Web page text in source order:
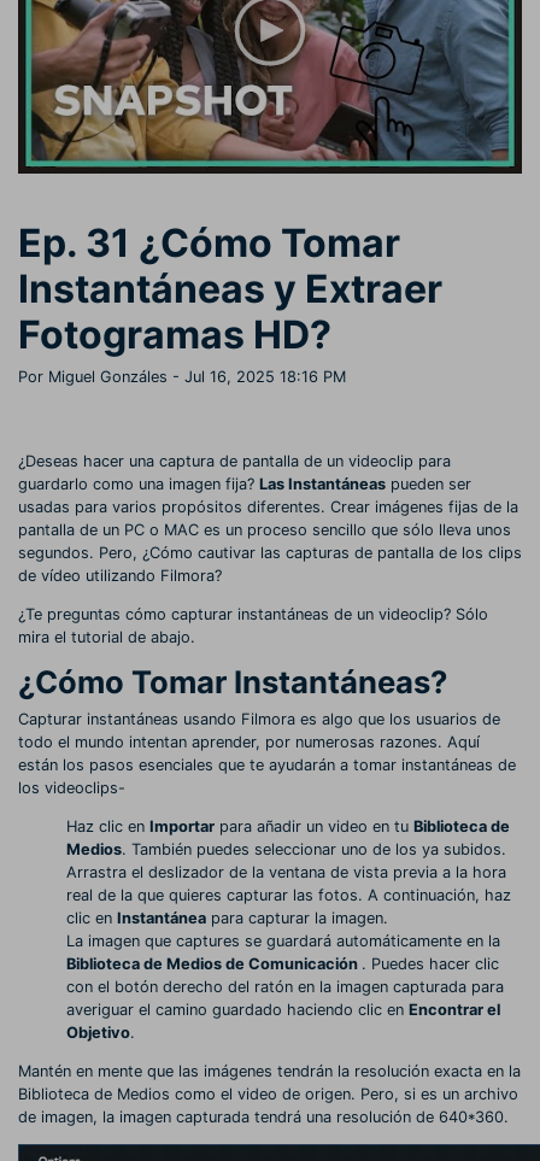
Inspírate con Filmora
Encuentra aquí lo que otros
usuarios crean con Filmora
Taller creativo
Con nuestros consejos y
trucos, queremos ayudarte a
crecer e inspirar tu próximo
video
Centro de creadores
Muestra tu creatividad sin
límites con el Centro de
Plantillas en español
editables diseñadas para
Comunidad
Afíliate
Consigue una afiliación a
nivel empresarial
Conocimiento
Buscar
Ep. 31 ¿Cómo Tomar
Instantáneas y Extraer
Fotogramas HD?
Por Miguel Gonzáles - Jul 16, 2025 18:16 PM
¿Deseas hacer una captura de pantalla de un videoclip para
guardarlo como una imagen fija? Las Instantáneas pueden ser
usadas para varios propósitos diferentes. Crear imágenes fijas de la
pantalla de un PC o MAC es un proceso sencillo que sólo lleva unos
segundos. Pero, ¿Cómo cautivar las capturas de pantalla de los clips
de vídeo utilizando Filmora?
¿Te preguntas cómo capturar instantáneas de un videoclip? Sólo
mira el tutorial de abajo.
¿Cómo Tomar Instantáneas?
Capturar instantáneas usando Filmora es algo que los usuarios de
todo el mundo intentan aprender, por numerosas razones. Aquí
están los pasos esenciales que te ayudarán a tomar instantáneas de
los videoclips-
Haz clic en Importar para añadir un video en tu Biblioteca de
Medios. También puedes seleccionar uno de los ya subidos.
Arrastra el deslizador de la ventana de vista previa a la hora
real de la que quieres capturar las fotos. A continuación, haz
clic en Instantánea para capturar la imagen.
La imagen que captures se guardará automáticamente en la
Biblioteca de Medios de Comunicación . Puedes hacer clic
con el botón derecho del ratón en la imagen capturada para
averiguar el camino guardado haciendo clic en Encontrar el
Objetivo.
Mantén en mente que las imágenes tendrán la resolución exacta en la
Biblioteca de Medios como el video de origen. Pero, si es un archivo
de imagen, la imagen capturada tendrá una resolución de 640*360.